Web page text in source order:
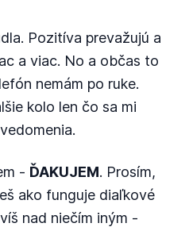
Pozitíva prevažujú a
a viac. No a občas to
nemám po ruke.
kolo len čo sa mi
- ĎAKUJEM. Prosím,
ako funguje diaľkové
nad niečím iným -